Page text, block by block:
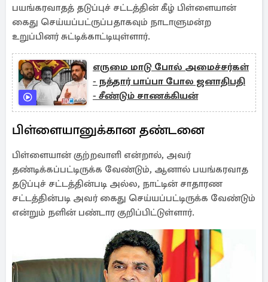
பயங்கரவாதத் தடுப்புச் சட்டத்தின் கீழ் பிள்ளையான்
கைது செய்யப்பட்ருப்பதாகவும் நாடாளுமன்ற
உறுப்பினர் சுட்டிக்காட்டியுள்ளார்.
எருமை மாடு போல் அமைச்சர்கள்
- நத்தார் பாப்பா போல ஜனாதிபதி
- சீண்டும் சாணக்கியன்
பிள்ளையானுக்கான தண்டனை
பிள்ளையான் குற்றவாளி என்றால், அவர்
தண்டிக்கப்பட்டிருக்க வேண்டும், ஆனால் பயங்கரவாத
தடுப்புச் சட்டத்தின்படி அல்ல, நாட்டின் சாதாரண
சட்டத்தின்படி அவர் கைது செய்யப்பட்டிருக்க வேண்டும்
என்றும் நளின் பண்டார குறிப்பிட்டுள்ளார்.